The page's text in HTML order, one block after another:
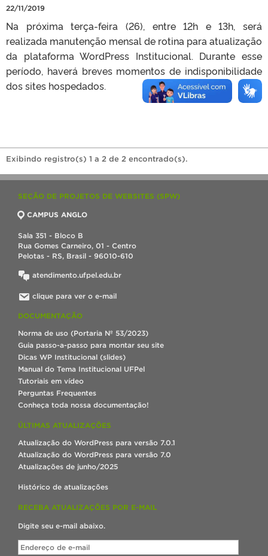
22/11/2019
Na próxima terça-feira (26), entre 12h e 13h, será
realizada manutenção mensal de rotina para atualização
da plataforma WordPress Institucional. Durante esse
período, haverá breves momentos de indisponibilidade
dos sites hospedados.
Exibindo registro(s) 1 a 2 de 2 encontrado(s).
SEÇÃO DE PROJETOS DE WEBSITES (SPW)
CAMPUS ANGLO
Sala 351 - Bloco B
Rua Gomes Carneiro, 01 - Centro
Pelotas - RS, Brasil - 96010-610
atendimento.ufpel.edu.br
clique para ver o e-mail
DOCUMENTAÇÃO
Norma de uso (Portaria Nº 53/2023)
Guia passo-a-passo para montar seu site
Dicas WP Institucional (slides)
Manual do Tema Institucional UFPel
Tutoriais em vídeo
Perguntas Frequentes
Conheça toda nossa documentação!
ÚLTIMAS ATUALIZAÇÕES
Atualização do WordPress para versão 7.0.1
Atualização do WordPress para versão 7.0
Atualizações de junho/2025
Histórico de atualizações
RECEBA ATUALIZAÇÕES POR E-MAIL
Digite seu e-mail abaixo.
Endereço
de